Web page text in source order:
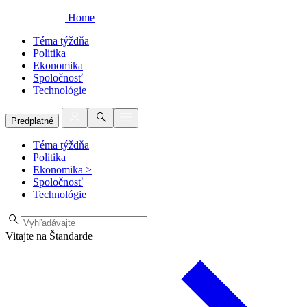
Home
Téma týždňa
Politika
Ekonomika
Spoločnosť
Technológie
Predplatné
Téma týždňa
Politika
Ekonomika >
Spoločnosť
Technológie
Vitajte na Štandarde